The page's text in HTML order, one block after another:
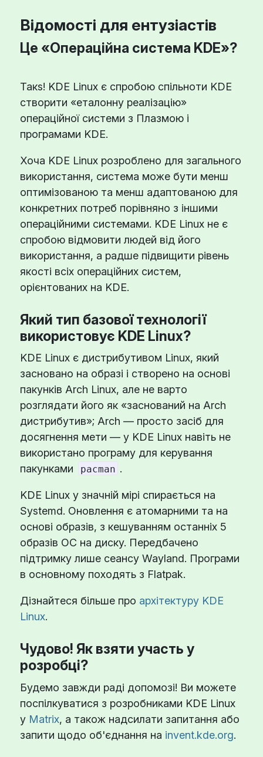
Відомості для ентузіастів
Це «Операційна система KDE»?
Такs! KDE Linux є спробою спільноти KDE
створити «еталонну реалізацію»
операційної системи з Плазмою і
програмами KDE.
Хоча KDE Linux розроблено для загального
використання, система може бути менш
оптимізованою та менш адаптованою для
конкретних потреб порівняно з іншими
операційними системами. KDE Linux не є
спробою відмовити людей від його
використання, а радше підвищити рівень
якості всіх операційних систем,
орієнтованих на KDE.
Який тип базової технології
використовує KDE Linux?
KDE Linux є дистрибутивом Linux, який
засновано на образі і створено на основі
пакунків Arch Linux, але не варто
розглядати його як «заснований на Arch
дистрибутив»; Arch — просто засіб для
досягнення мети — у KDE Linux навіть не
використано програму для керування
пакунками
pacman .
KDE Linux у значній мірі спирається на
Systemd. Оновлення є атомарними та на
основі образів, з кешуванням останніх 5
образів ОС на диску. Передбачено
підтримку лише сеансу Wayland. Програми
в основному походять з Flatpak.
Дізнайтеся більше про архітектуру KDE
Linux.
Чудово! Як взяти участь у
розробці?
Будемо завжди раді допомозі! Ви можете
поспілкуватися з розробниками KDE Linux
у Matrix, а також надсилати запитання або
запити щодо об'єднання на invent.kde.org.